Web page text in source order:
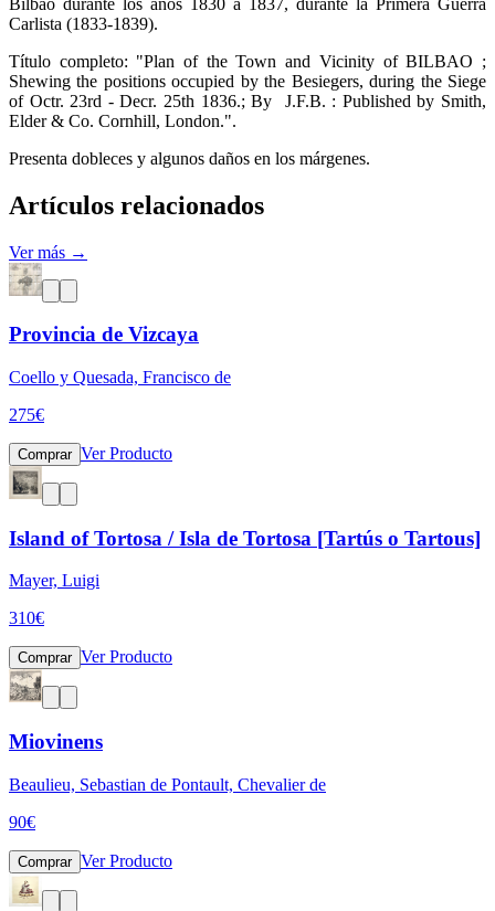
Carlista (1833-1839).
Título completo: "Plan of the Town and Vicinity of BILBAO ;
Shewing the positions occupied by the Besiegers, during the Siege
of Octr. 23rd - Decr. 25th 1836.; By J.F.B. : Published by Smith,
Elder & Co. Cornhill, London.".
Presenta dobleces y algunos daños en los márgenes.
Artículos relacionados
Ver más →
Provincia de Vizcaya
Coello y Quesada, Francisco de
275€
Comprar Ver Producto
Island of Tortosa / Isla de Tortosa [Tartús o Tartous]
Mayer, Luigi
310€
Comprar Ver Producto
Miovinens
Beaulieu, Sebastian de Pontault, Chevalier de
90€
Comprar Ver Producto